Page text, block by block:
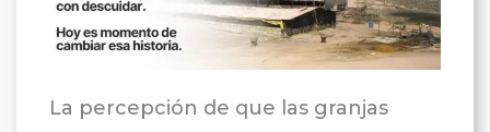
La percepción de que las granjas